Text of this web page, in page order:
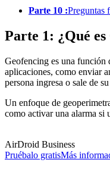
Parte 10 :Preguntas
Parte 1: ¿Qué
Geofencing es una función
aplicaciones, como enviar
persona ingresa o sale de
Un enfoque de
como activar una alarma si
AirDroid Business
Pruébalo gratisMás